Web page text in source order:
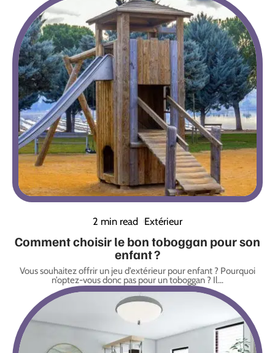
2 min read Extérieur
Comment choisir le bon toboggan pour son
enfant ?
Vous souhaitez offrir un jeu d’extérieur pour enfant ? Pourquoi
n’optez-vous donc pas pour un toboggan ? Il…